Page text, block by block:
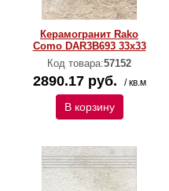
Керамогранит Rako
Como DAR3B693 33x33
Код товара:57152
2890.17 руб. / кв.м
В корзину